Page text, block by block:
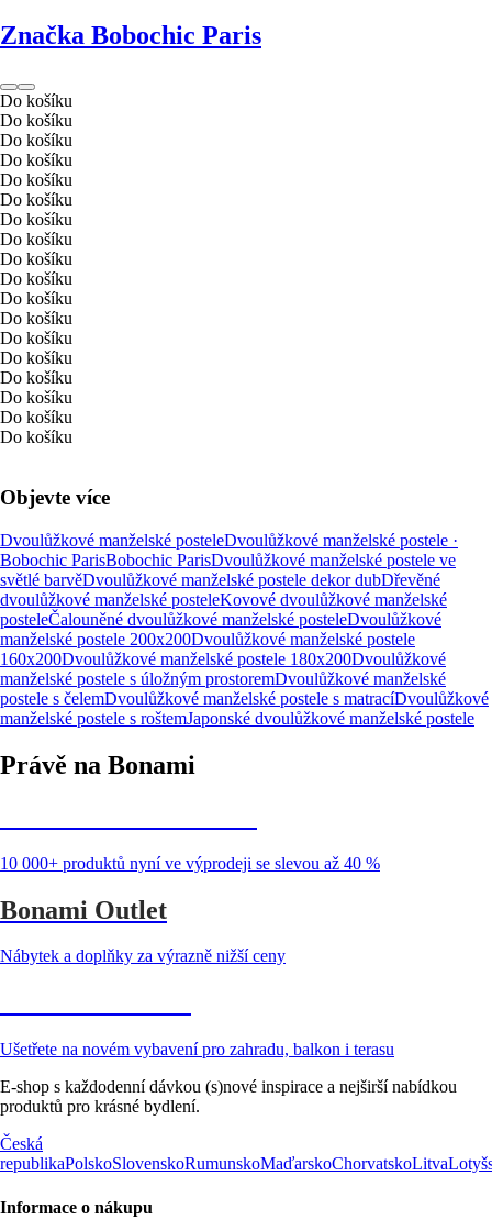
Značka Bobochic Paris
Do košíku
Do košíku
Do košíku
Do košíku
Do košíku
Do košíku
Do košíku
Do košíku
Do košíku
Do košíku
Do košíku
Do košíku
Do košíku
Do košíku
Do košíku
Do košíku
Do košíku
Do košíku
Objevte více
Dvoulůžkové manželské posteleDvoulůžkové manželské postele ·
Bobochic ParisBobochic ParisDvoulůžkové manželské postele ve
světlé barvěDvoulůžkové manželské postele dekor dubDřevěné
dvoulůžkové manželské posteleKovové dvoulůžkové manželské
posteleČalouněné dvoulůžkové manželské posteleDvoulůžkové
manželské postele 200x200Dvoulůžkové manželské postele
160x200Dvoulůžkové manželské postele 180x200Dvoulůžkové
manželské postele s úložným prostoremDvoulůžkové manželské
postele s čelemDvoulůžkové manželské postele s matracíDvoulůžkové
manželské postele s roštemJaponské dvoulůžkové manželské postele
Právě na Bonami
10 000+ produktů nyní ve výprodeji se slevou až 40 %
Bonami Outlet
Nábytek a doplňky za výrazně nižší ceny
Ušetřete na novém vybavení pro zahradu, balkon i terasu
E-shop s každodenní dávkou (s)nové inspirace a nejširší nabídkou
produktů pro krásné bydlení.
Česká
republikaPolskoSlovenskoRumunskoMaďarskoChorvatskoLitva
Informace o nákupu